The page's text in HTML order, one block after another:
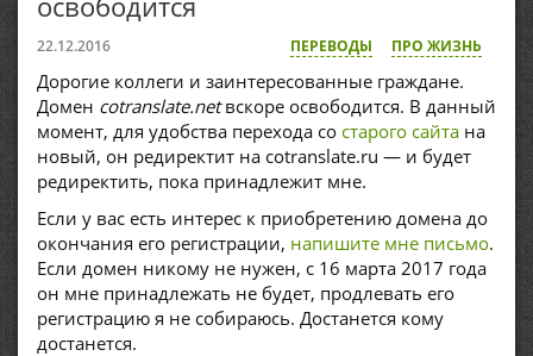
22.12.2016 ПЕРЕВОДЫ ПРО ЖИЗНЬ
Дорогие коллеги и заинтересованные граждане.
Домен cotranslate.netвскоре освободится. В данный
момент, для удобства перехода со старого сайта на
новый, он редиректит на cotranslate.ru — и будет
редиректить, пока принадлежит мне.
Если у вас есть интерес к приобретению домена до
окончания его регистрации, напишите мне письмо.
Если домен никому не нужен, с 16 марта 2017 года
он мне принадлежать не будет, продлевать его
регистрацию я не собираюсь. Достанется кому
достанется.